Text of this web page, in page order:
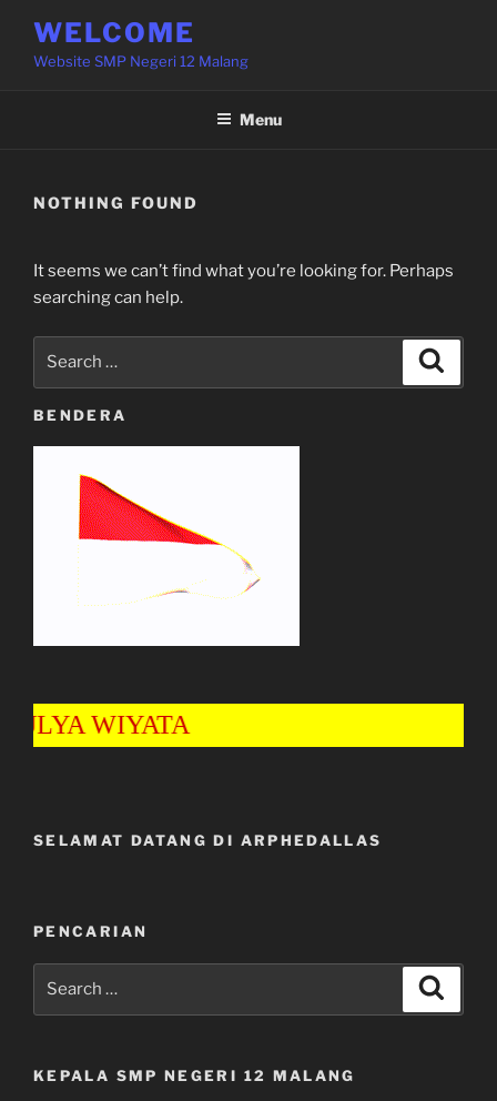
content
WELCOME
Website SMP Negeri 12 Malang
Menu
NOTHING FOUND
It seems we can’t find what you’re looking for. Perhaps
searching can help.
BENDERA
WIYATA
SELAMAT DATANG DI ARPHEDALLAS
PENCARIAN
KEPALA SMP NEGERI 12 MALANG